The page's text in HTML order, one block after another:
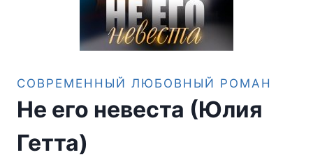
СОВРЕМЕННЫЙ ЛЮБОВНЫЙ РОМАН
Не его невеста (Юлия
Гетта)